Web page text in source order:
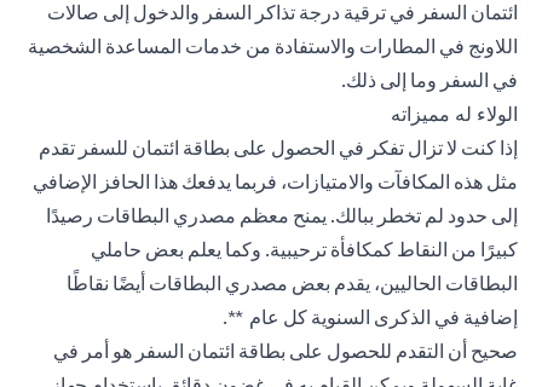
ائتمان السفر في ترقية درجة تذاكر السفر والدخول إلى صالات
اللاونج في المطارات والاستفادة من خدمات المساعدة الشخصية
في السفر وما إلى ذلك.
الولاء له مميزاته
إذا كنت لا تزال تفكر في الحصول على بطاقة ائتمان للسفر تقدم
مثل هذه المكافآت والامتيازات، فربما يدفعك هذا الحافز الإضافي
إلى حدود لم تخطر ببالك. يمنح معظم مصدري البطاقات رصيدًا
كبيرًا من النقاط كمكافأة ترحيبية. وكما يعلم بعض حاملي
البطاقات الحاليين، يقدم بعض مصدري البطاقات أيضًا نقاطًا
إضافية في الذكرى السنوية كل عام **.
صحيح أن التقدم للحصول على بطاقة ائتمان السفر هو أمر في